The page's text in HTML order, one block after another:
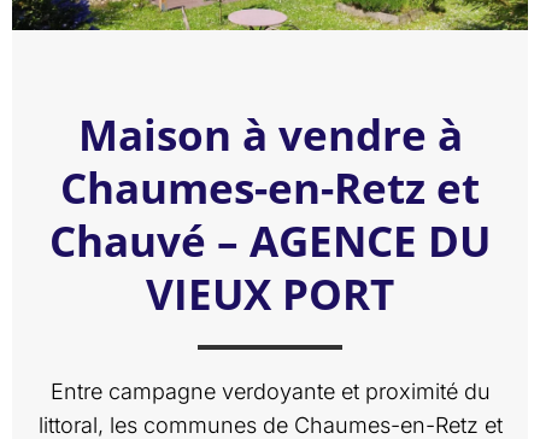
Maison à vendre à
Chaumes-en-Retz et
Chauvé – AGENCE DU
VIEUX PORT
Entre campagne verdoyante et proximité du
littoral, les communes de Chaumes-en-Retz et